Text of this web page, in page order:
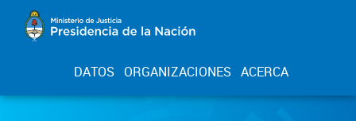
DATOS ORGANIZACIONES ACERCA